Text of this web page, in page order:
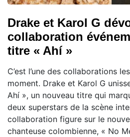
Drake et Karol G
collaboration
titre « Ahí »
C’est l’une des collaborations
moment. Drake et Karol G
Ahí », un nouveau titre qui
deux superstars de la scène
collaboration figure sur le
chanteuse colombienne, « No